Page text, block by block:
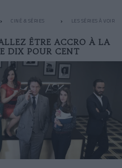
CINÉ & SÉRIES LES SÉRIES À VOIR
ÊTRE ACCRO À LA
DIX POUR CENT